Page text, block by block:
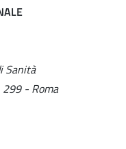
Sanità
299 - Roma